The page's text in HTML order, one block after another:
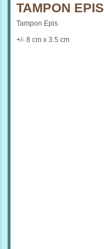
TAMPON EPIS
Tampon Epis
+/- 8 cm x 3.5 cm